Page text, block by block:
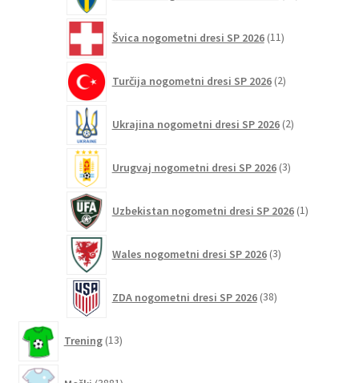
Švica nogometni dresi SP 2026 11izdelkov
Turčija nogometni dresi SP 2026 2izdelka
Ukrajina nogometni dresi SP 2026 2izdelka
Urugvaj nogometni dresi SP 2026 3izdelki
Uzbekistan nogometni dresi SP 2026 1izdelek
Wales nogometni dresi SP 2026 3izdelki
ZDA nogometni dresi SP 2026 38izdelkov
Trening 13izdelkov